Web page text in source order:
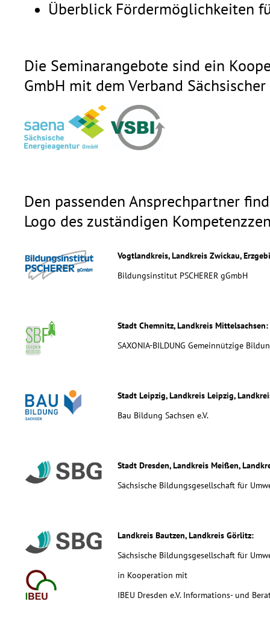
Überblick Fördermöglichkeiten
Die Seminarangebote sind ein
GmbH mit dem Verband
Den passenden Ansprechpartner
Logo des zuständigen
Vogtlandkreis, Landkreis Zwickau,
Bildungsinstitut PSCHERER gGmbH
Stadt Chemnitz, Landkreis Mittelsachsen:
SAXONIA-BILDUNG Gemeinnützige
Stadt Leipzig, Landkreis Leipzig,
Bau Bildung Sachsen e.V.
Stadt Dresden, Landkreis Meißen,
Sächsische Bildungsgesellschaft für
Landkreis Bautzen, Landkreis Görlitz:
Sächsische Bildungsgesellschaft für
in Kooperation mit
IBEU Dresden e.V. Informations- und